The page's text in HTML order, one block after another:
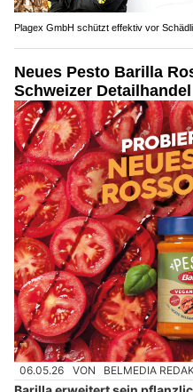
Plagex GmbH schützt effektiv vor
Neues Pesto Barilla
Schweizer Detailhandel
06.05.26 VON BELMEDIA